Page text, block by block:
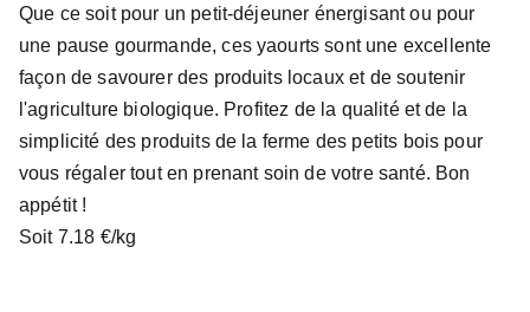
Que ce soit pour un petit-déjeuner énergisant ou pour
une pause gourmande, ces yaourts sont une excellente
façon de savourer des produits locaux et de soutenir
l'agriculture biologique. Profitez de la qualité et de la
simplicité des produits de la ferme des petits bois pour
vous régaler tout en prenant soin de votre santé. Bon
appétit !
Soit 7.18 €/kg